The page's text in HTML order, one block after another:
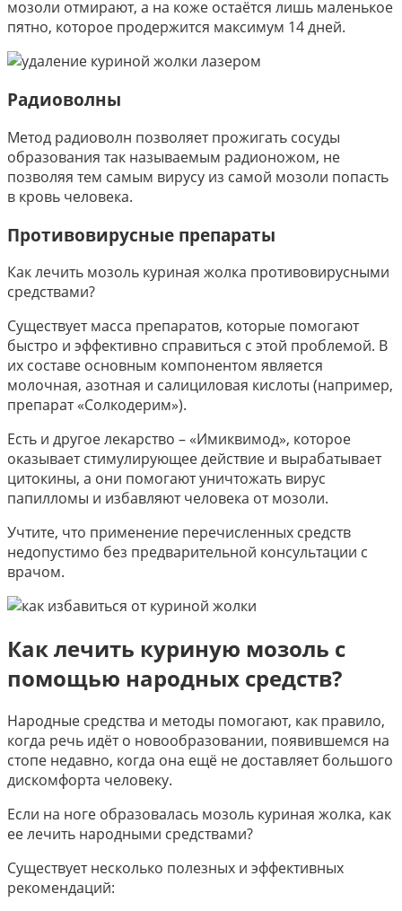
мозоли отмирают, а на коже остаётся лишь маленькое
пятно, которое продержится максимум 14 дней.
Радиоволны
Метод радиоволн позволяет прожигать сосуды
образования так называемым радионожом, не
позволяя тем самым вирусу из самой мозоли попасть
в кровь человека.
Противовирусные препараты
Как лечить мозоль куриная жолка противовирусными
средствами?
Существует масса препаратов, которые помогают
быстро и эффективно справиться с этой проблемой. В
их составе основным компонентом является
молочная, азотная и салициловая кислоты (например,
препарат «Солкодерим»).
Есть и другое лекарство – «Имиквимод», которое
оказывает стимулирующее действие и вырабатывает
цитокины, а они помогают уничтожать вирус
папилломы и избавляют человека от мозоли.
Учтите, что применение перечисленных средств
недопустимо без предварительной консультации с
врачом.
Как лечить куриную мозоль с
помощью народных средств?
Народные средства и методы помогают, как правило,
когда речь идёт о новообразовании, появившемся на
стопе недавно, когда она ещё не доставляет большого
дискомфорта человеку.
Если на ноге образовалась мозоль куриная жолка, как
ее лечить народными средствами?
Существует несколько полезных и эффективных
рекомендаций: